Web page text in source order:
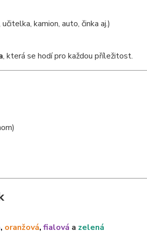
kamion, auto, činka aj.)
, která se hodí pro každou příležitost.
, oranžová, fialová a zelená